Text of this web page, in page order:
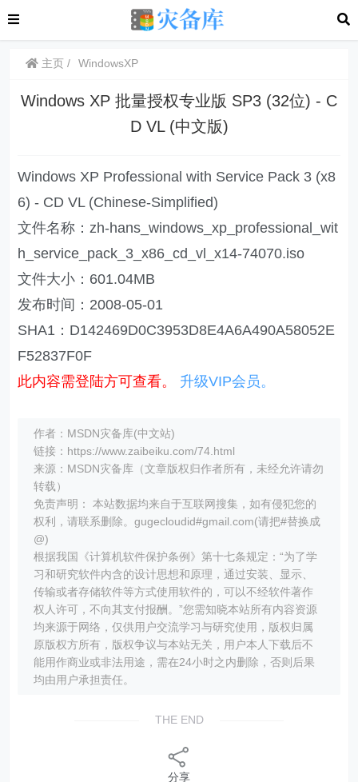
主页 WindowsXP
Windows XP 批量授权专业版 SP3 (32位) - C
D VL (中文版)
Windows XP Professional with Service Pack 3 (x8
6) - CD VL (Chinese-Simplified)
文件名称：zh-hans_windows_xp_professional_wit
h_service_pack_3_x86_cd_vl_x14-74070.iso
文件大小：601.04MB
发布时间：2008-05-01
SHA1：D142469D0C3953D8E4A6A490A58052E
F52837F0F
此内容需登陆方可查看。
升级VIP会员。
作者：MSDN灾备库(中文站)
链接：https://www.zaibeiku.com/74.html
来源：MSDN灾备库（文章版权归作者所有，未经允许请勿
转载）
免责声明： 本站数据均来自于互联网搜集，如有侵犯您的
权利，请联系删除。gugecloudid#gmail.com(请把#替换成
@)
根据我国《计算机软件保护条例》第十七条规定：“为了学
习和研究软件内含的设计思想和原理，通过安装、显示、
传输或者存储软件等方式使用软件的，可以不经软件著作
权人许可，不向其支付报酬。”您需知晓本站所有内容资源
均来源于网络，仅供用户交流学习与研究使用，版权归属
原版权方所有，版权争议与本站无关，用户本人下载后不
能用作商业或非法用途，需在24小时之内删除，否则后果
均由用户承担责任。
THE END
分享